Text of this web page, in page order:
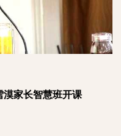
家长智慧班开课